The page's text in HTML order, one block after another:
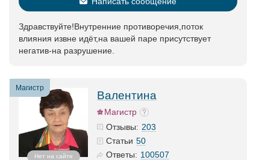
Здравствуйте!Внутренние противоречия,поток
влияния извне идёт,на вашей паре присутствует
негатив-на разрушение.
Магистр
Нет на сайте
Валентина
Магистр
Отзывы: 203
Статьи 50
Ответы: 100507